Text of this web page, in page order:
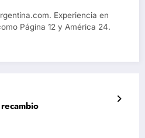
Experiencia en
Página 12 y América 24.